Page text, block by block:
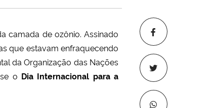
camada de ozônio. Assinado
que estavam enfraquecendo
da Organização das Nações
o Dia Internacional para a